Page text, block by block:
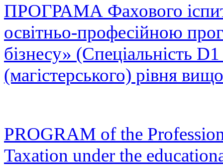
ПРОГРАМА Фахового
освітньо-професійною
бізнесу» (Спеціальність
(магістерського) рівня
PROGRAM of the
Taxation under the